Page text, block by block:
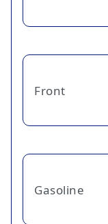
Front
Gasoline